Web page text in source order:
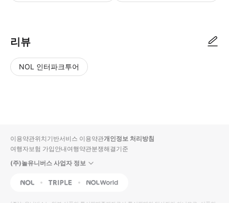
리뷰
NOL 인터파크투어
입니
다.
순
상
이용약관위치기반서비스 이용약관개인정보 처리방침
여행자보험 가입안내여행약관분쟁해결기준
(주)놀유니버스 사업자 정보
NOL Triple Interpark Global